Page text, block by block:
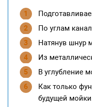
По углам
Натянув шнур
Из
В углубление
Как только
будущей мойки.